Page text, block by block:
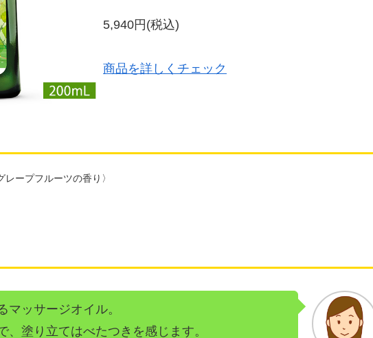
5,940円(税込)
商品を詳しくチェック
ープフルーツの香り〉
マッサージオイル。
塗り立てはべたつきを感じます。